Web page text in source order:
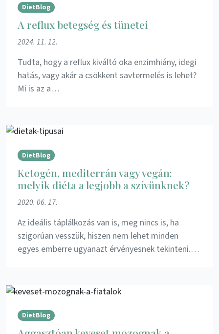
DietBlog
A reflux betegség és tünetei
2024. 11. 12.
Tudta, hogy a reflux kiváltó oka enzimhiány, idegi
hatás, vagy akár a csökkent savtermelés is lehet?
Mi is az a…
DietBlog
Ketogén, mediterrán vagy vegán:
melyik diéta a legjobb a szívünknek?
2020. 06. 17.
Az ideális táplálkozás van is, meg nincs is, ha
szigorúan vesszük, hiszen nem lehet minden
egyes emberre ugyanazt érvényesnek tekinteni.…
DietBlog